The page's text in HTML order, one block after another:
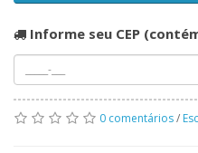
Informe seu CEP
0 comentários/